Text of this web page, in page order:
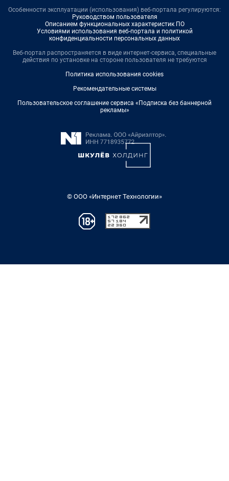
Особенности эксплуатации (использования) веб-портала регулируются:
Руководством пользователя
Описанием функциональных характеристик ПО
Условиями использования веб-портала и политикой
конфиденциальности персональных данных
Веб-портал распространяется в виде интернет-сервиса, специальные
действия по установке на стороне пользователя не требуются
Политика использования cookies
Рекомендательные системы
Пользовательское соглашение сервиса «Подписка без баннерной
рекламы»
© ООО «Интернет Технологии»